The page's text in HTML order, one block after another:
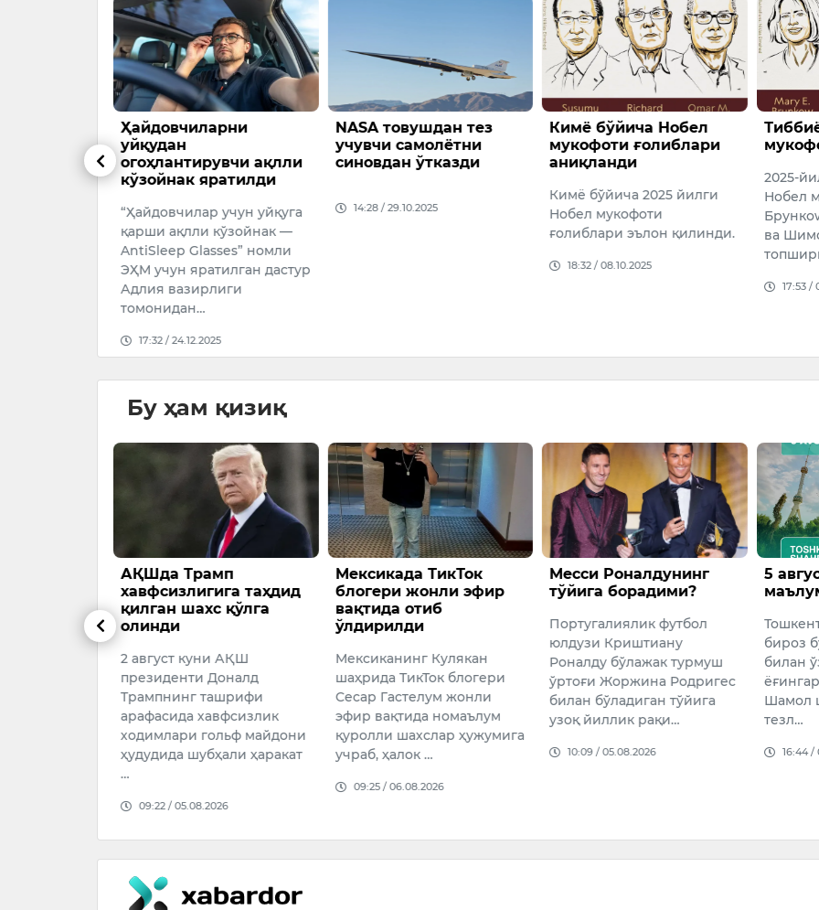
ақлли
NASA товушдан тез
учувчи самолётни
синовдан ўтказди
14:28 / 29.10.2025
Кимё бўйича Нобел
мукофоти ғолиблари
аниқланди
Нобел мукофоти
Тиббиёт бўйича Нобел
мукофоти топширилди
Нобел мукофоти Мери
Брункоw, Фред Рамсделл
ва Шимон Сакагучига
Тил
Бу ҳам қизиқ
таҳдид
шахс қўлга
хавфсизлик
гольф майдони
шубҳали ҳаракат
Мексикада ТикТок
блогери жонли эфир
вақтида отиб
Мексиканинг Кулякан
шаҳрида ТикТок блогери
Сесар Гастелум жонли
эфир вақтида номаълум
қуролли шахслар ҳужумига
учраб, ҳалок …
Месси Роналдунинг
тўйига борадими?
Португалиялик футбол
Роналду бўлажак турмуш
ўртоғи Жоржина Родригес
билан бўладиган тўйига
узоқ йиллик рақи…
5 август кунги об-ҳаво
маълумоти
Тошкент шаҳрида ҳаво
бироз булутли, вақти-вақти
билан ўзгарувчан бўлади,
ёғингарчилик кутилмайди.
Шамол шарқдан 3-8 м/с
тезл…
16:44 / 04.08.2026